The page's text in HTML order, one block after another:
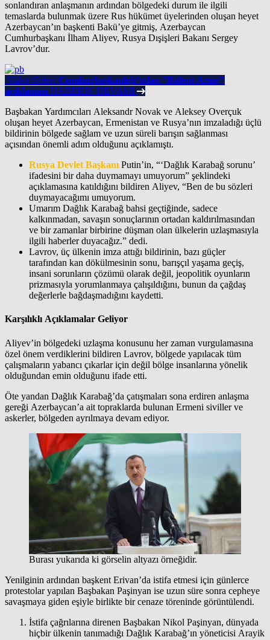
sonlandıran anlaşmanın ardından bölgedeki durum ile ilgili
temaslarda bulunmak üzere Rus hükümet üyelerinden oluşan heyet
Azerbaycan’ın başkenti Bakü’ye gitmiş, Azerbaycan
Cumhurbaşkanı İlham Aliyev, Rusya Dışişleri Bakanı Sergey
Lavrov’dur.
Video Galeri Cumhurbaşkanlığı’ndan ”Bülent Arınç”
açıklaması HABERİN DEVAMI
Başbakan Yardımcıları Aleksandr Novak ve Aleksey Overçuk
oluşan heyet Azerbaycan, Ermenistan ve Rusya’nın imzaladığı üçlü
bildirinin bölgede sağlam ve uzun süreli barışın sağlanması
açısından önemli adım olduğunu açıklamıştı.
Rusya Devlet Başkanı Putin’in, “‘Dağlık Karabağ sorunu’
ifadesini bir daha duymamayı umuyorum” şeklindeki
açıklamasına katıldığını bildiren Aliyev, “Ben de bu sözleri
duymayacağımı umuyorum.
Umarım Dağlık Karabağ bahsi geçtiğinde, sadece
kalkınmadan, savaşın sonuçlarının ortadan kaldırılmasından
ve bir zamanlar birbirine düşman olan ülkelerin uzlaşmasıyla
ilgili haberler duyacağız.” dedi.
Lavrov, üç ülkenin imza attığı bildirinin, bazı güçler
tarafından kan dökülmesinin sonu, barışçıl yaşama geçiş,
insani sorunların çözümü olarak değil, jeopolitik oyunların
prizmasıyla yorumlanmaya çalışıldığını, bunun da çağdaş
değerlerle bağdaşmadığını kaydetti.
Karşılıklı Açıklamalar Geliyor
Aliyev’in bölgedeki uzlaşma konusunu her zaman vurgulamasına
özel önem verdiklerini bildiren Lavrov, bölgede yapılacak tüm
çalışmaların yabancı çıkarlar için değil bölge insanlarına yönelik
olduğundan emin olduğunu ifade etti.
Öte yandan Dağlık Karabağ’da çatışmaları sona erdiren anlaşma
gereği Azerbaycan’a ait topraklarda bulunan Ermeni siviller ve
askerler, bölgeden ayrılmaya devam ediyor.
Burası yukarıda ki görselin altyazı örneğidir.
Yenilginin ardından başkent Erivan’da istifa etmesi için günlerce
protestolar yapılan Başbakan Paşinyan ise uzun süre sonra cepheye
savaşmaya giden eşiyle birlikte bir cenaze töreninde görüntülendi.
İstifa çağrılarına direnen Başbakan Nikol Paşinyan, dünyada
hiçbir ülkenin tanımadığı Dağlık Karabağ’ın yöneticisi Arayik